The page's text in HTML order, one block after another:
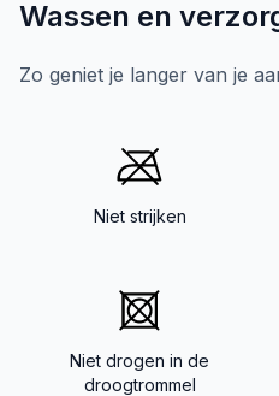
Wassen en
Zo geniet je langer van je
Niet strijken
Niet drogen in de
droogtrommel